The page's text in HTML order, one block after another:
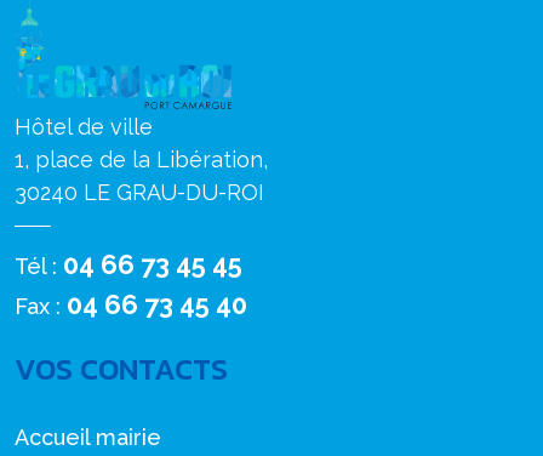
Hôtel de ville
1, place de la Libération,
30240 LE GRAU-DU-ROI
Tél : 04 66 73 45 45
Fax : 04 66 73 45 40
VOS CONTACTS
Accueil mairie